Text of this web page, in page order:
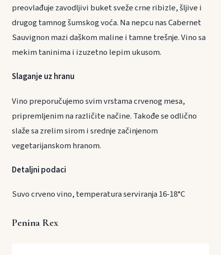
preovlađuje zavodljivi buket sveže crne ribizle, šljive i
drugog tamnog šumskog voća. Na nepcu nas Cabernet
Sauvignon mazi daškom maline i tamne trešnje. Vino sa
mekim taninima i izuzetno lepim ukusom.
Slaganje uz hranu
Vino preporučujemo svim vrstama crvenog mesa,
pripremljenim na različite načine. Takođe se odlično
slaže sa zrelim sirom i srednje začinjenom
vegetarijanskom hranom.
Detaljni podaci
Suvo crveno vino, temperatura serviranja 16-18°C
Penina Rex